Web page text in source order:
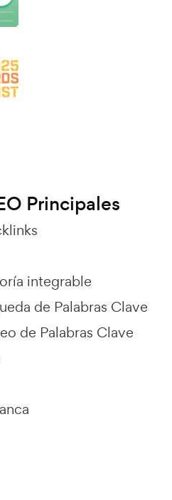
Principales
integrable
de Palabras Clave
de Palabras Clave